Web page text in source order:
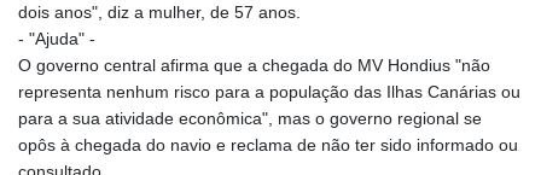
dois anos", diz a mulher, de 57 anos.
- "Ajuda" -
O governo central afirma que a chegada do MV Hondius "não
representa nenhum risco para a população das Ilhas Canárias ou
para a sua atividade econômica", mas o governo regional se
opôs à chegada do navio e reclama de não ter sido informado ou